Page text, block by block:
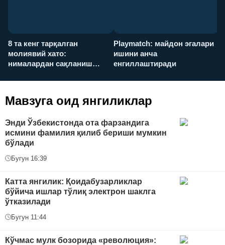
8 та кенг тарқалган
молиявий хато:
нималардан сақланиш
Playmatch: майдон эгалари
ишини анча
енгиллаштиради
Мавзуга оид янгиликлар
Энди Ўзбекистонда ота фарзандига
исмини фамилия қилиб бериши мумкин
бўлади
Бугун 16:39
Катта янгилик: Қоидабузарликлар
бўйича ишлар тўлиқ электрон шаклга
ўтказилади
Бугун 11:44
Кўчмас мулк бозорида «революция»: